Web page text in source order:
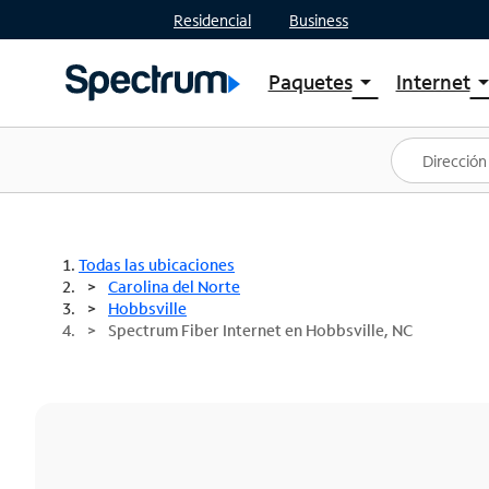
Residencial Business
Paquetesarrow_drop_down
Ver paquetes
Spectrum One
Mejores ofertas
Internetarrow_drop_down
Planes
Todas las ubicaciones
Carolina del Norte
Hobbsville
Spectrum Fiber Internet en Hobbsville, NC